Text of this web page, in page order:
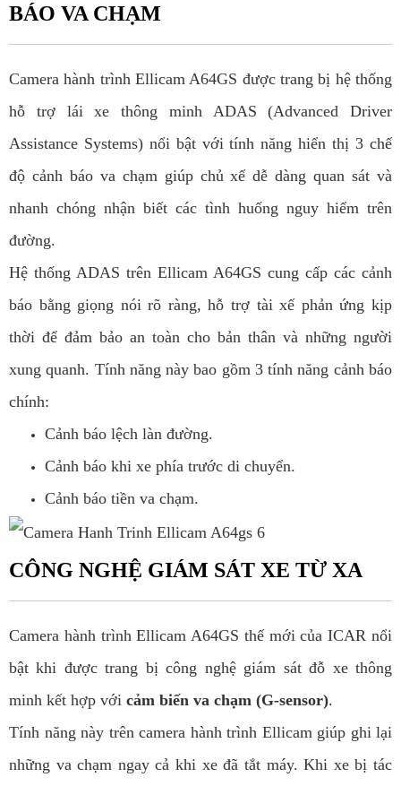
BÁO VA CHẠM
Camera hành trình Ellicam A64GS được trang bị hệ thống
hỗ trợ lái xe thông minh ADAS (Advanced Driver
Assistance Systems) nổi bật với tính năng hiển thị 3 chế
độ cảnh báo va chạm giúp chủ xế dễ dàng quan sát và
nhanh chóng nhận biết các tình huống nguy hiểm trên
đường.
Hệ thống ADAS trên Ellicam A64GS cung cấp các cảnh
báo bằng giọng nói rõ ràng, hỗ trợ tài xế phản ứng kịp
thời để đảm bảo an toàn cho bản thân và những người
xung quanh. Tính năng này bao gồm 3 tính năng cảnh báo
chính:
Cảnh báo lệch làn đường.
Cảnh báo khi xe phía trước di chuyển.
Cảnh báo tiền va chạm.
CÔNG NGHỆ GIÁM SÁT XE TỪ XA
Camera hành trình Ellicam A64GS thế mới của ICAR nổi
bật khi được trang bị công nghệ giám sát đỗ xe thông
minh kết hợp với cảm biến va chạm (G-sensor).
Tính năng này trên camera hành trình Ellicam giúp ghi lại
những va chạm ngay cả khi xe đã tắt máy. Khi xe bị tác